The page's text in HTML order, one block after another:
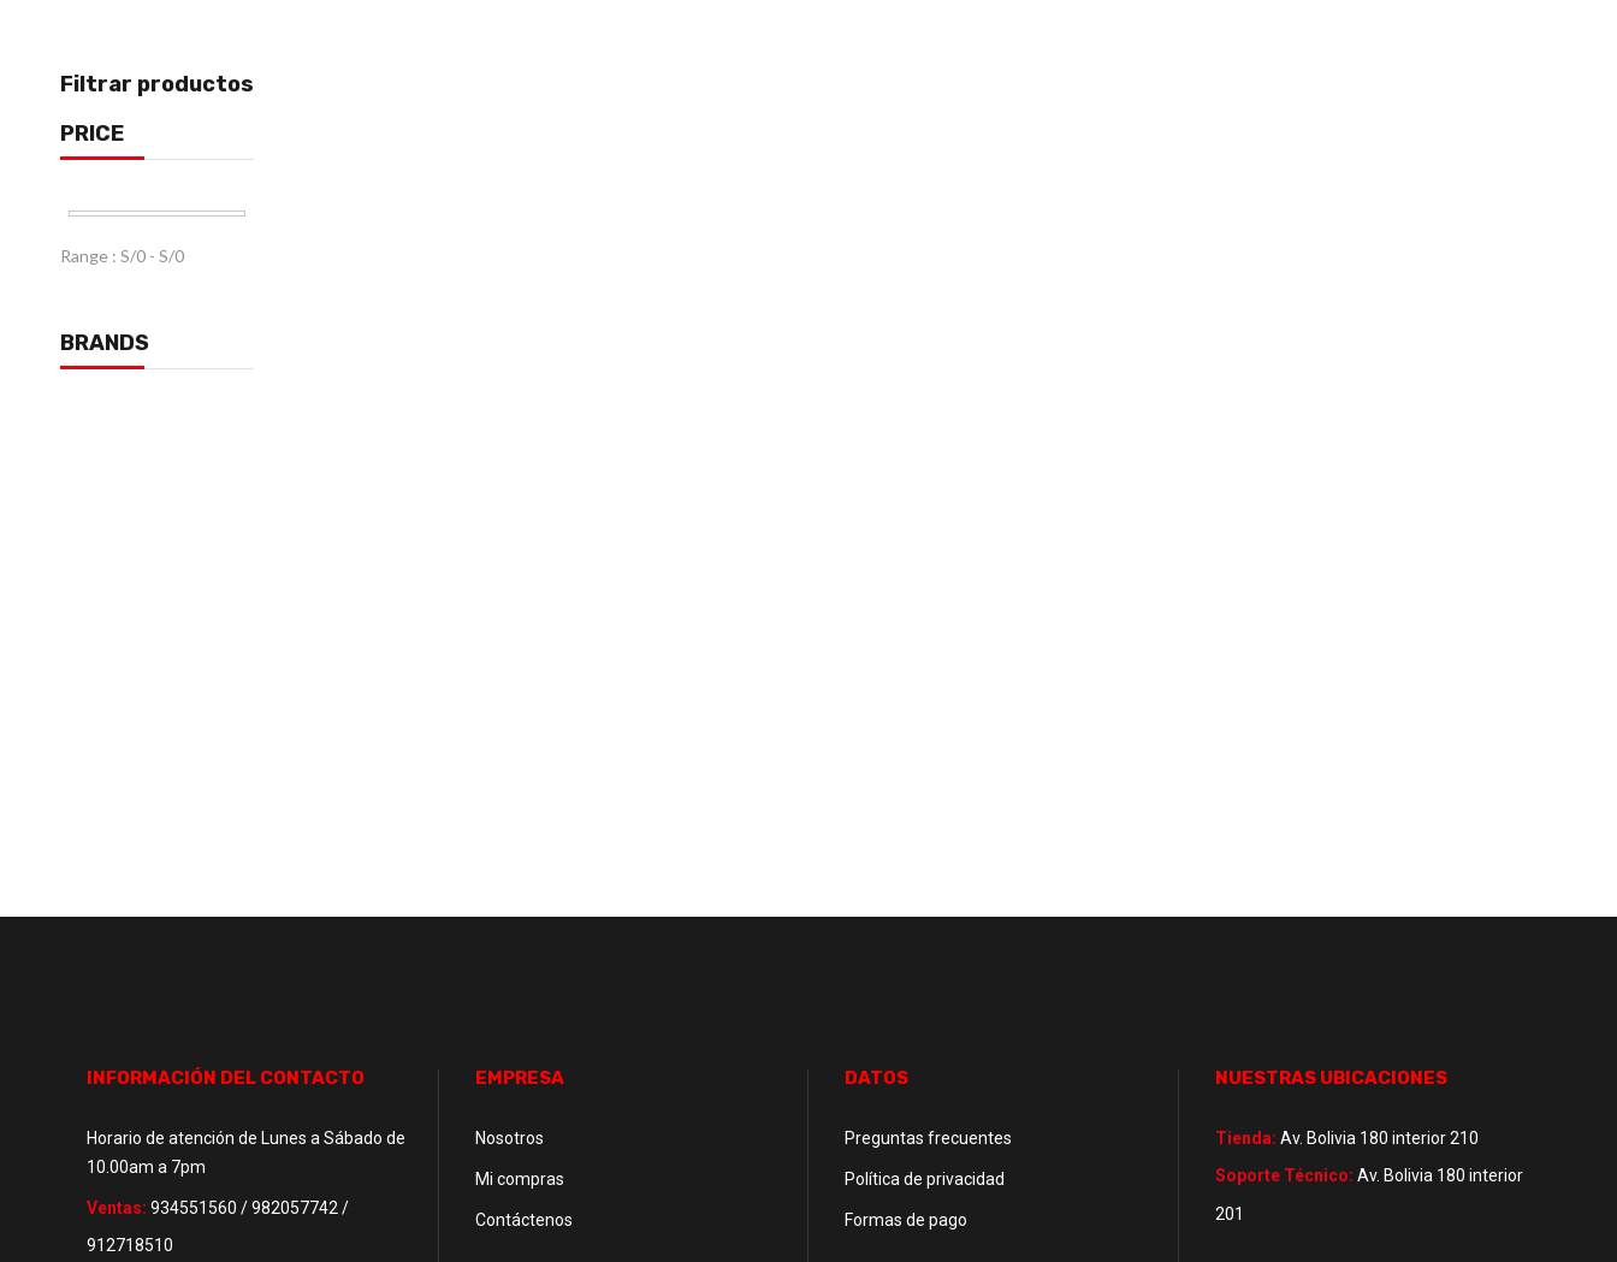
Filtrar productos
PRICE
Range : S/0 - S/0
BRANDS
INFORMACIÓN DEL CONTACTO
Horario de atención de Lunes a Sábado de
10.00am a 7pm
Ventas: 934551560 / 982057742 /
912718510
EMPRESA
Nosotros
Mi compras
Contáctenos
DATOS
Preguntas frecuentes
Política de privacidad
Formas de pago
NUESTRAS UBICACIONES
Tienda: Av. Bolivia 180 interior 210
Soporte Técnico: Av. Bolivia 180 interior
201